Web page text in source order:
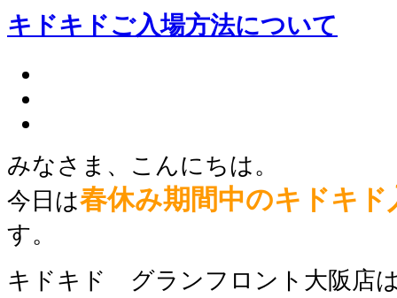
キドキドご入場方法について
みなさま、こんにちは。
今日は春休み期間中のキドキド
す。
キドキド グランフロント大阪店